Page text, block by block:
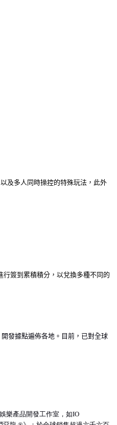
及多人同時操控的特殊玩法，此外
行簽到累積積分，以兌換多種不同的
發據點遍佈各地。目前，已對全球
娛樂產品開發工作室，如IO